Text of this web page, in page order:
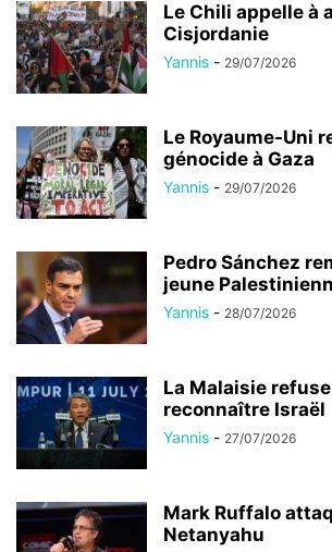
Le Chili appelle à
Cisjordanie
Yannis - 29/07/2026
Le Royaume-Uni
génocide à Gaza
Yannis - 29/07/2026
Pedro Sánchez
jeune
Yannis - 28/07/2026
La Malaisie
reconnaître Israël
Yannis - 27/07/2026
Mark Ruffalo
Netanyahu